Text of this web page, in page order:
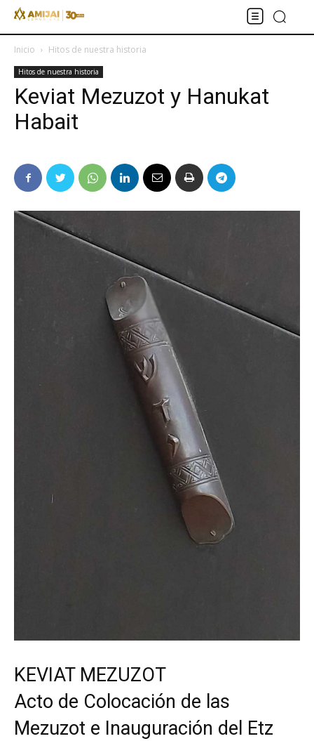
Inicio Hitos de nuestra historia
Hitos de nuestra historia
Keviat Mezuzot y Hanukat
Habait
KEVIAT MEZUZOT
Acto de Colocación de las
Mezuzot e Inauguración del Etz